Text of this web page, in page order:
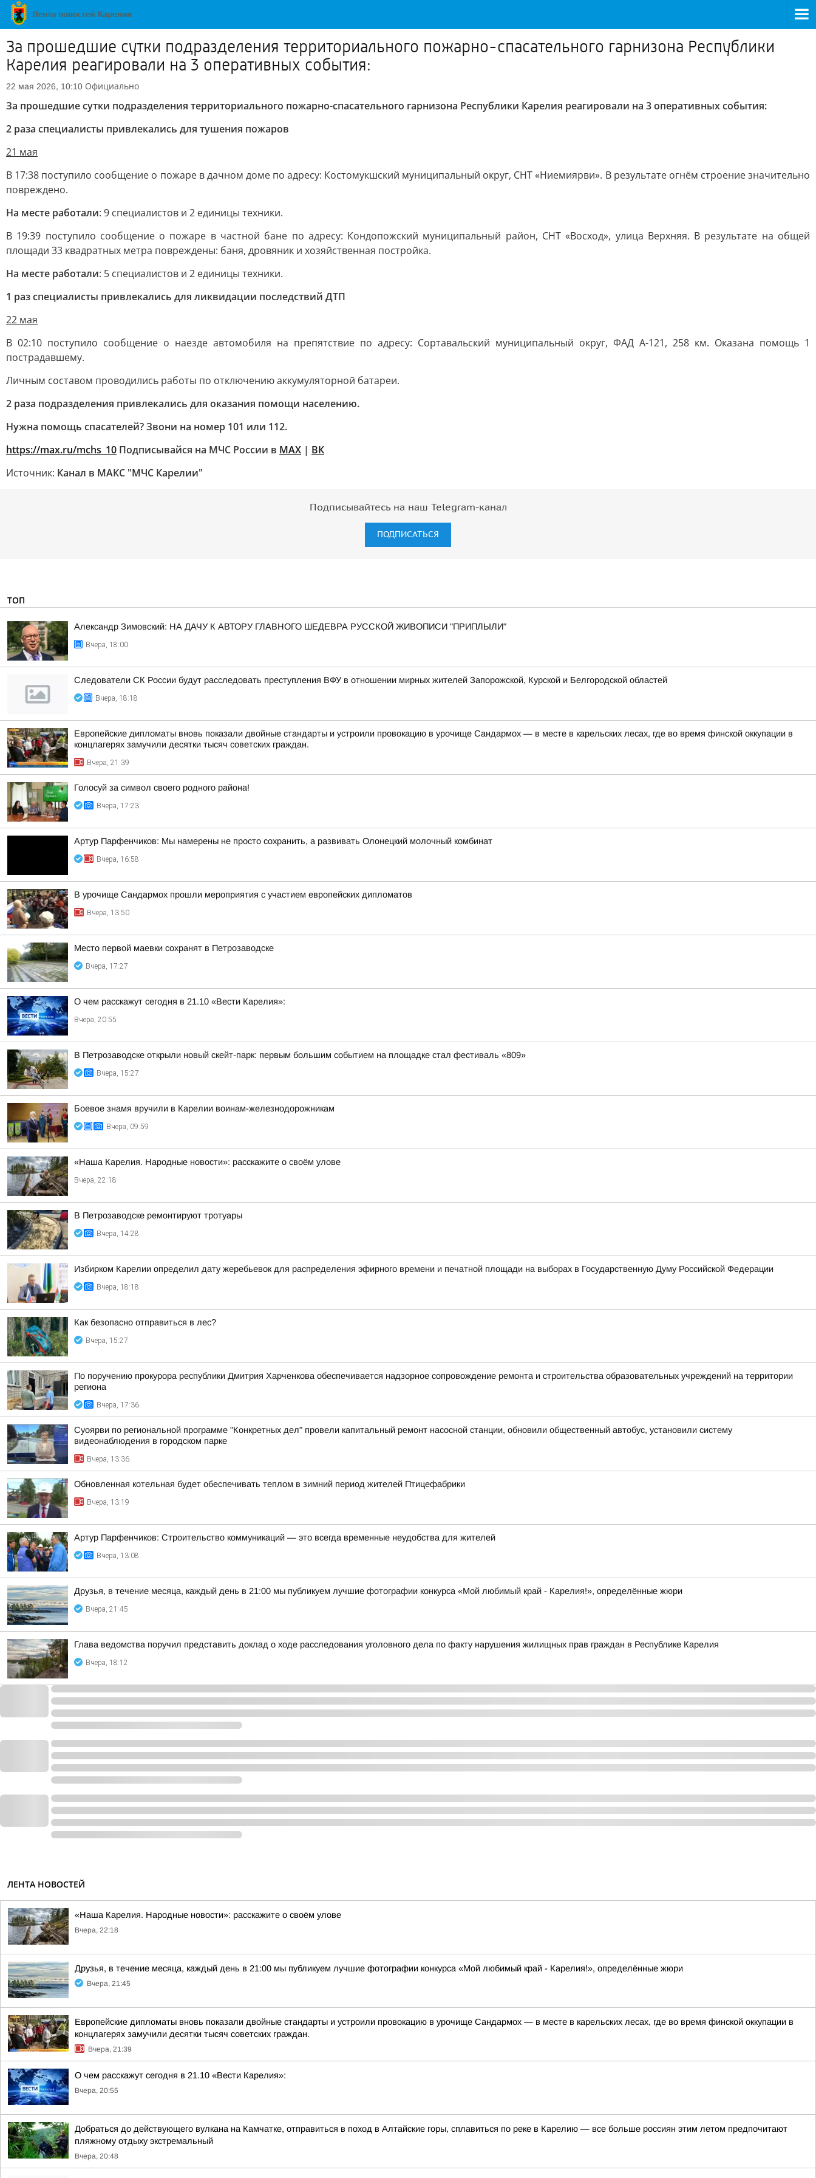
За прошедшие сутки подразделения территориального пожарно-спасательного гарнизона Республики
Карелия реагировали на 3 оперативных события:
22 мая 2026, 10:10 Официально
За прошедшие сутки подразделения территориального пожарно-спасательного гарнизона Республики Карелия реагировали на 3 оперативных события:
2 раза специалисты привлекались для тушения пожаров
21 мая
В 17:38 поступило сообщение о пожаре в дачном доме по адресу: Костомукшский муниципальный округ, СНТ «Ниемиярви». В результате огнём строение значительно
повреждено.
На месте работали: 9 специалистов и 2 единицы техники.
В 19:39 поступило сообщение о пожаре в частной бане по адресу: Кондопожский муниципальный район, СНТ «Восход», улица Верхняя. В результате на общей
площади 33 квадратных метра повреждены: баня, дровяник и хозяйственная постройка.
На месте работали: 5 специалистов и 2 единицы техники.
1 раз специалисты привлекались для ликвидации последствий ДТП
22 мая
В 02:10 поступило сообщение о наезде автомобиля на препятствие по адресу: Сортавальский муниципальный округ, ФАД А-121, 258 км. Оказана помощь 1
пострадавшему.
Личным составом проводились работы по отключению аккумуляторной батареи.
2 раза подразделения привлекались для оказания помощи населению.
Нужна помощь спасателей? Звони на номер 101 или 112.
https://max.ru/mchs_10 Подписывайся на МЧС России в MAX | ВК
Источник: Канал в МАКС "МЧС Карелии"
Подписывайтесь на наш Telegram-канал
ПОДПИСАТЬСЯ
ТОП
Александр Зимовский: НА ДАЧУ К АВТОРУ ГЛАВНОГО ШЕДЕВРА РУССКОЙ ЖИВОПИСИ "ПРИПЛЫЛИ"
Вчера, 18:00
Следователи СК России будут расследовать преступления ВФУ в отношении мирных жителей Запорожской, Курской и Белгородской областей
Вчера, 18:18
Европейские дипломаты вновь показали двойные стандарты и устроили провокацию в урочище Сандармох — в месте в карельских лесах, где во время финской оккупации в
концлагерях замучили десятки тысяч советских граждан.
Вчера, 21:39
Голосуй за символ своего родного района!
Вчера, 17:23
Артур Парфенчиков: Мы намерены не просто сохранить, а развивать Олонецкий молочный комбинат
Вчера, 16:58
В урочище Сандармох прошли мероприятия с участием европейских дипломатов
Вчера, 13:50
Место первой маевки сохранят в Петрозаводске
Вчера, 17:27
О чем расскажут сегодня в 21.10 «Вести Карелия»:
Вчера, 20:55
В Петрозаводске открыли новый скейт-парк: первым большим событием на площадке стал фестиваль «809»
Вчера, 15:27
Боевое знамя вручили в Карелии воинам-железнодорожникам
Вчера, 09:59
«Наша Карелия. Народные новости»: расскажите о своём улове
Вчера, 22:18
В Петрозаводске ремонтируют тротуары
Вчера, 14:28
Избирком Карелии определил дату жеребьевок для распределения эфирного времени и печатной площади на выборах в Государственную Думу Российской Федерации
Вчера, 18:18
Как безопасно отправиться в лес?
Вчера, 15:27
По поручению прокурора республики Дмитрия Харченкова обеспечивается надзорное сопровождение ремонта и строительства образовательных учреждений на территории
региона
Вчера, 17:36
Суоярви по региональной программе "Конкретных дел" провели капитальный ремонт насосной станции, обновили общественный автобус, установили систему
видеонаблюдения в городском парке
Вчера, 13:36
Обновленная котельная будет обеспечивать теплом в зимний период жителей Птицефабрики
Вчера, 13:19
Артур Парфенчиков: Строительство коммуникаций — это всегда временные неудобства для жителей
Вчера, 13:08
Друзья, в течение месяца, каждый день в 21:00 мы публикуем лучшие фотографии конкурса «Мой любимый край - Карелия!», определённые жюри
Вчера, 21:45
Глава ведомства поручил представить доклад о ходе расследования уголовного дела по факту нарушения жилищных прав граждан в Республике Карелия
Вчера, 18:12
ЛЕНТА НОВОСТЕЙ
«Наша Карелия. Народные новости»: расскажите о своём улове
Вчера, 22:18
Друзья, в течение месяца, каждый день в 21:00 мы публикуем лучшие фотографии конкурса «Мой любимый край - Карелия!», определённые жюри
Вчера, 21:45
Европейские дипломаты вновь показали двойные стандарты и устроили провокацию в урочище Сандармох — в месте в карельских лесах, где во время финской оккупации в
концлагерях замучили десятки тысяч советских граждан.
Вчера, 21:39
О чем расскажут сегодня в 21.10 «Вести Карелия»:
Вчера, 20:55
Добраться до действующего вулкана на Камчатке, отправиться в поход в Алтайские горы, сплавиться по реке в Карелию — все больше россиян этим летом предпочитают
пляжному отдыху экстремальный
Вчера, 20:48